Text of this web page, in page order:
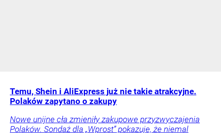
Temu, Shein i AliExpress już nie takie atrakcyjne.
Polaków zapytano o zakupy
Nowe unijne cła zmieniły zakupowe przyzwyczajenia
Polaków. Sondaż dla „Wprost” pokazuje, że niemal